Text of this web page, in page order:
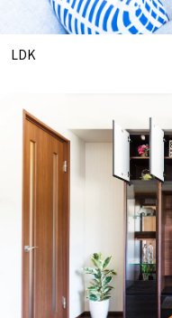
LDK